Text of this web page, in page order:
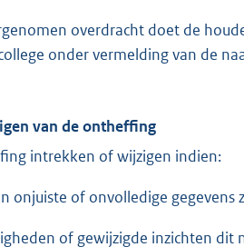
overdracht doet de
onder vermelding van de
van de ontheffing
intrekken of wijzigen indien:
onjuiste of onvolledige gegevens
of gewijzigde inzichten